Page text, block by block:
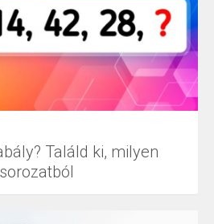
Találd ki, milyen